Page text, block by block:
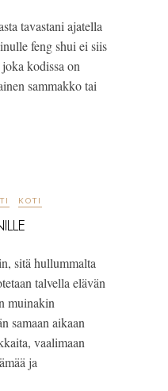
tavastani ajatella
feng shui ei siis
kodissa on
sammakko tai
KOTI
sitä hullummalta
talvella elävän
muinakin
samaan aikaan
vaalimaan
ja